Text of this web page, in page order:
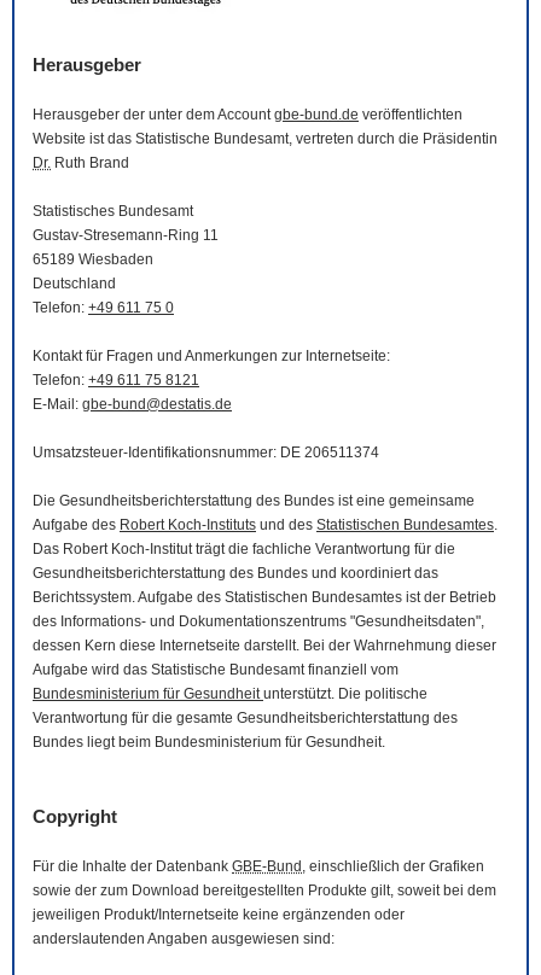
Herausgeber
Herausgeber der unter dem Accountgbe-bund.de veröffentlichten
Website ist das Statistische Bundesamt, vertreten durch die Präsidentin
Dr. Ruth Brand
Statistisches Bundesamt
Gustav-Stresemann-Ring 11
65189 Wiesbaden
Deutschland
Telefon: +49 611 75 0
Kontakt für Fragen und Anmerkungen zur Internetseite:
Telefon: +49 611 75 8121
E-Mail : gbe-bund@destatis.de
Umsatzsteuer-Identifikationsnummer: DE 206511374
Die Gesundheitsberichterstattung des Bundes ist eine gemeinsame
Aufgabe des Robert Koch-Instituts und des Statistischen Bundesamtes.
Das Robert Koch-Institut trägt die fachliche Verantwortung für die
Gesundheitsberichterstattung des Bundes und koordiniert das
Berichtssystem. Aufgabe des Statistischen Bundesamtes ist der Betrieb
des Informations- und Dokumentationszentrums "Gesundheitsdaten",
dessen Kern diese Internetseite darstellt. Bei der Wahrnehmung dieser
Aufgabe wird das Statistische Bundesamt finanziell vom
Bundesministerium für Gesundheitunterstützt. Die politische
Verantwortung für die gesamte Gesundheitsberichterstattung des
Bundes liegt beim Bundesministerium für Gesundheit.
Copyright
Für die Inhalte der Datenbank GBE-Bund , einschließlich der Grafiken
sowie der zum Download bereitgestellten Produkte gilt, soweit bei dem
jeweiligen Produkt/Internetseite keine ergänzenden oder
anderslautenden Angaben ausgewiesen sind: